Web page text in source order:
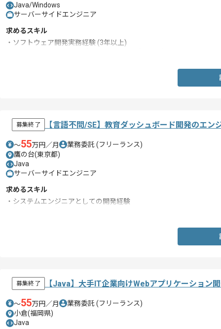
Java/Windows
サーバーサイドエンジニア
求めるスキル
・ソフトウェア開発実務経験 (3年以上)
募集終了 【言語不問/SE】教育ダッシュボード開発のエン
〜55万円／月 業務委託 (フリーランス)
鷹の台(東京都)
Java
サーバーサイドエンジニア
求めるスキル
・システムエンジニアとしての開発経験
募集終了 【Java】大手IT企業向けWebアプリケーション
〜55万円／月 業務委託 (フリーランス)
小倉(福岡県)
Java